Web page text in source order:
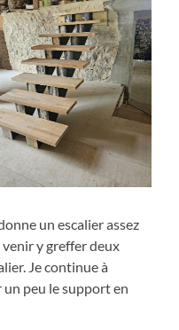
un escalier assez
y greffer deux
Je continue à
peu le support en